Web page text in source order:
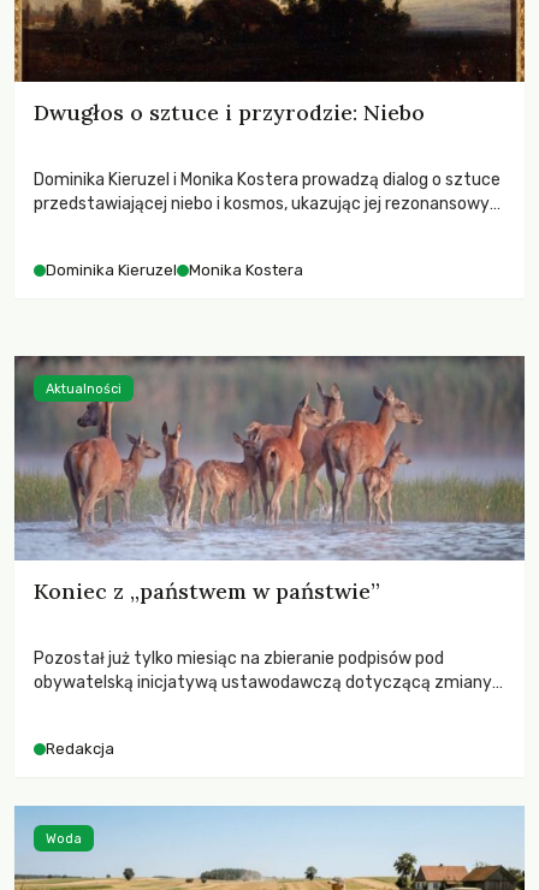
Dwugłos o sztuce i przyrodzie: Niebo
Dominika Kieruzel i Monika Kostera prowadzą dialog o sztuce
przedstawiającej niebo i kosmos, ukazując jej rezonansowy
Dominika Kieruzel Monika Kostera
Koniec z „państwem w państwie”
Pozostał już tylko miesiąc na zbieranie podpisów pod
obywatelską inicjatywą ustawodawczą dotyczącą zmiany
niezwykle korzystne rozwiązania dla przyrody i zwierząt,
funkcjonowania łowiectwa w Polsce.
Redakcja
Aktualności
Woda